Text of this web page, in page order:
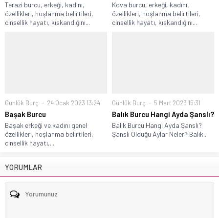
Terazi burcu, erkeği, kadını,
özellikleri, hoşlanma belirtileri,
cinsellik hayatı, kıskandığını...
Kova burcu, erkeği, kadını,
özellikleri, hoşlanma belirtileri,
cinsellik hayatı, kıskandığını...
Günlük Burç 24 Ocak 2023 13:24
Başak Burcu
Başak erkeği ve kadını genel
özellikleri, hoşlanma belirtileri,
cinsellik hayatı,...
Günlük Burç 5 Mart 2023 15:31
Balık Burcu Hangi Ayda Şanslı?
Balık Burcu Hangi Ayda Şanslı?
Şanslı Olduğu Aylar Neler? Balık...
YORUMLAR